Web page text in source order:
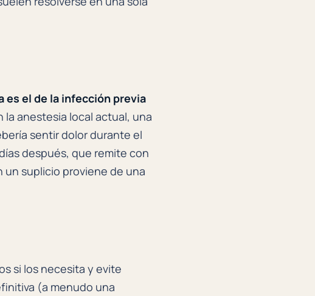
es el de la infección previa
anestesia local actual, una
sentir dolor durante el
después, que remite con
un suplicio proviene de una
si los necesita y evite
(a menudo una